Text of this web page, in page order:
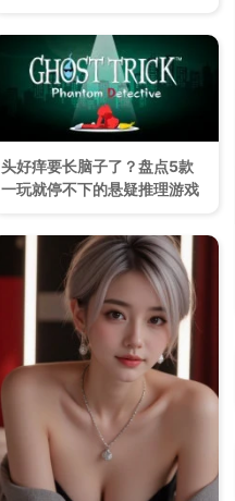
头好痒要长脑子了？盘点5款
一玩就停不下的悬疑推理游戏